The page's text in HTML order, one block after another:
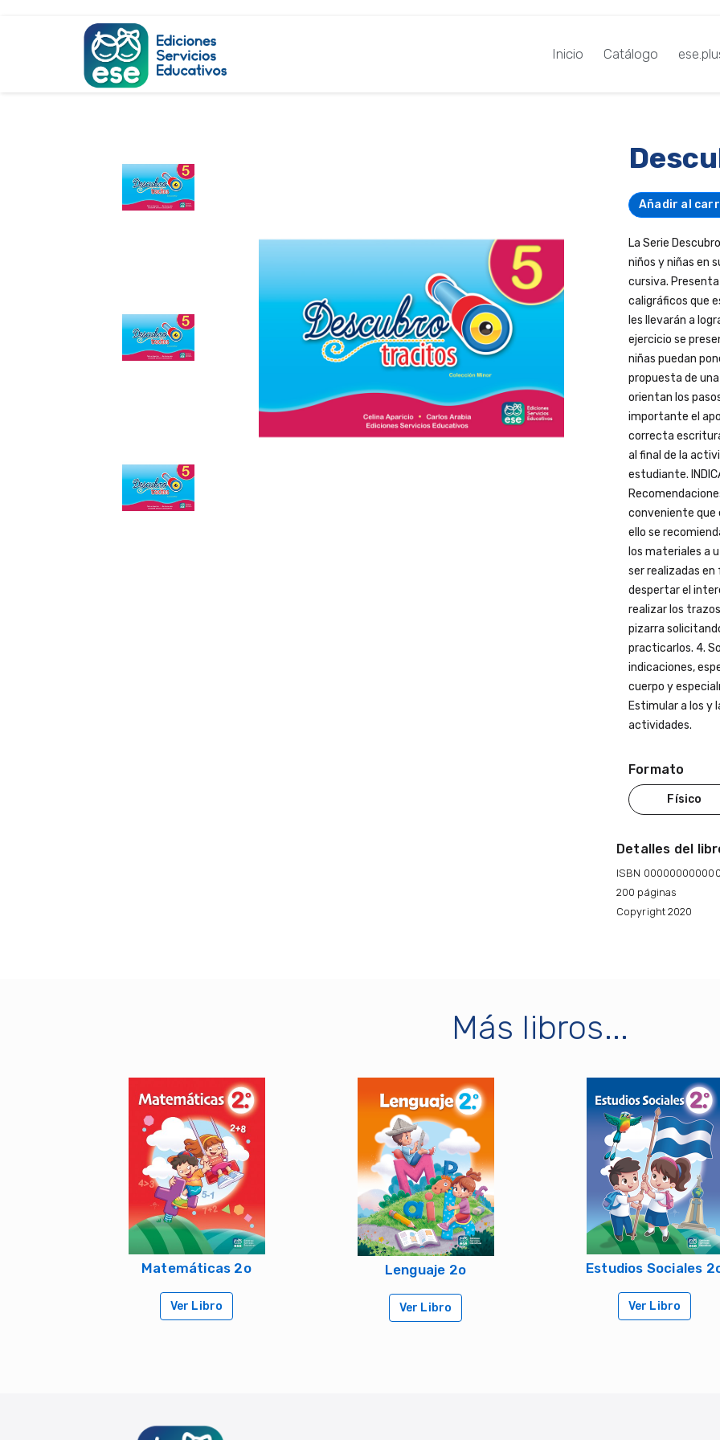
Inicio Catálogo
Añadir al
La Serie
niños y niñas en
cursiva.
caligráficos que
les llevarán a
ejercicio se
niñas puedan
propuesta de
orientan los
importante el
correcta
al final de la
estudiante.
conveniente que
ello se
los materiales a
ser realizadas en
despertar el
realizar los
pizarra
practicarlos. 4.
indicaciones,
cuerpo y
Estimular a los y
actividades.
Formato
Físico
Detalles del
ISBN
200 páginas
Copyright 2020
Más libros...
Matemáticas 2o
Ver Libro
Lenguaje 2o
Ver Libro
Estudios Sociales
Ver Libro